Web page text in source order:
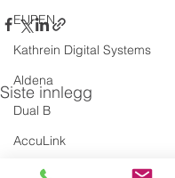
EUPEN
Kathrein Digital Systems
Aldena
Dual B
AccuLink
SIRA
Siste innlegg